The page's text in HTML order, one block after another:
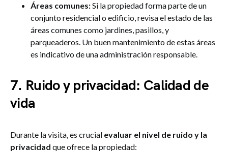
Áreas comunes:Si la propiedad forma parte de un
conjunto residencial o edificio, revisa el estado de las
áreas comunes como jardines, pasillos, y
parqueaderos. Un buen mantenimiento de estas áreas
es indicativo de una administración responsable.
7. Ruido y privacidad: Calidad de
vida
Durante la visita, es crucial evaluar el nivel de ruido y la
privacidad que ofrece la propiedad: